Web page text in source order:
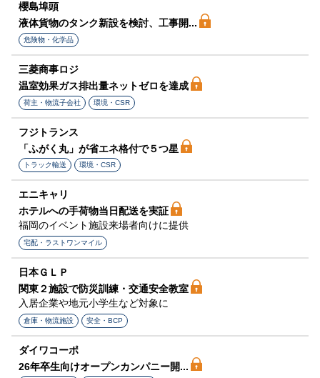
櫻島埠頭
液体貨物のタンク新設を検討、工事開...
危険物・化学品
三菱商事ロジ
温室効果ガス排出量ネットゼロを達成
荷主・物流子会社 環境・CSR
フジトランス
「ふがく丸」が省エネ格付で５つ星
トラック輸送 環境・CSR
エニキャリ
ホテルへの手荷物当日配送を実証
福岡のイベント施設来場者向けに提供
宅配・ラストワンマイル
日本ＧＬＰ
関東２施設で防災訓練・交通安全教室
入居企業や地元小学生など対象に
倉庫・物流施設 安全・BCP
ダイワコーポ
26年卒生向けオープンカンパニー開...